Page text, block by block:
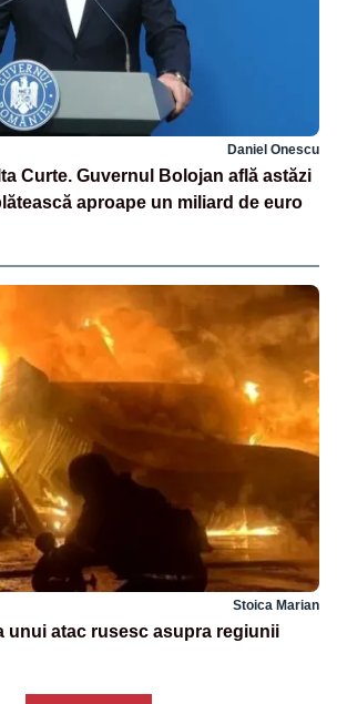
Daniel Onescu
Curte. Guvernul Bolojan află astăzi
aproape un miliard de euro
Stoica Marian
unui atac rusesc asupra regiunii